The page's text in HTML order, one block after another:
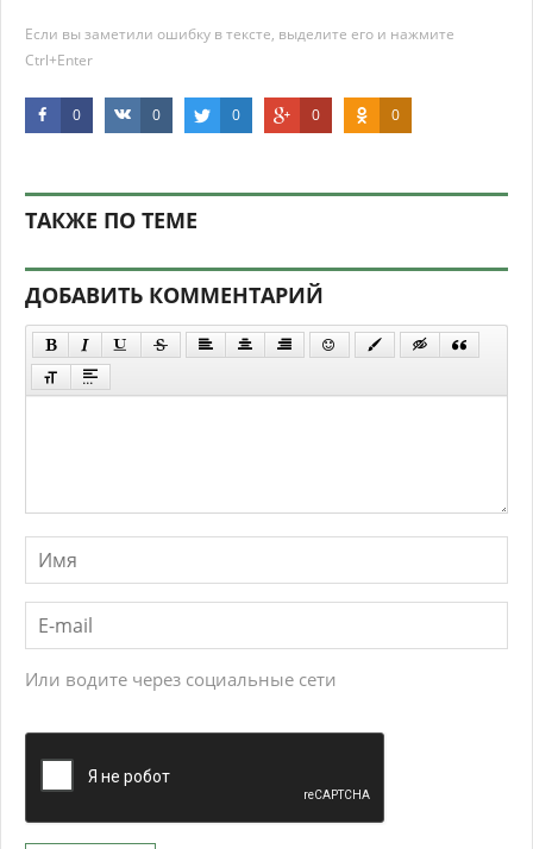
Если вы заметили ошибку в тексте, выделите его и нажмите
Ctrl+Enter
0 0 0 0 0
ТАКЖЕ ПО ТЕМЕ
ДОБАВИТЬ КОММЕНТАРИЙ
Или водите через социальные сети